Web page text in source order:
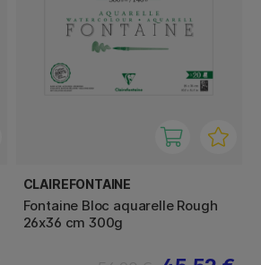
CLAIREFONTAINE
Fontaine Bloc aquarelle Rough
26x36 cm 300g